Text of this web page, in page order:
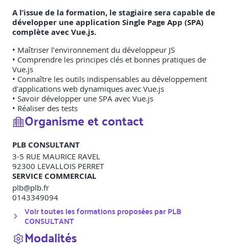
A l’issue de la formation, le stagiaire sera capable de
développer une application Single Page App (SPA)
complète avec Vue.js.
• Maîtriser l’environnement du développeur JS
• Comprendre les principes clés et bonnes pratiques de
Vue.js
• Connaître les outils indispensables au développement
d'applications web dynamiques avec Vue.js
• Savoir développer une SPA avec Vue.js
• Réaliser des tests
Organisme et contact
PLB CONSULTANT
3-5 RUE MAURICE RAVEL
92300 LEVALLOIS PERRET
SERVICE COMMERCIAL
plb@plb.fr
0143349094
Voir toutes les formations proposées parPLB
CONSULTANT
Modalités